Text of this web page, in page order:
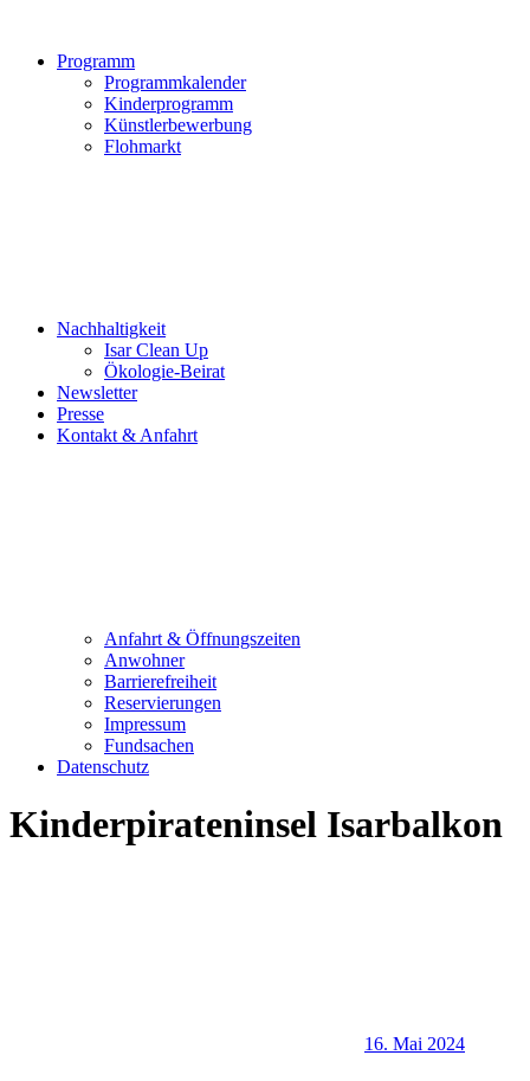
Programm
Programmkalender
Kinderprogramm
Künstlerbewerbung
Flohmarkt
Nachhaltigkeit
Isar Clean Up
Ökologie-Beirat
Newsletter
Presse
Kontakt & Anfahrt
Anfahrt & Öffnungszeiten
Anwohner
Barrierefreiheit
Reservierungen
Impressum
Fundsachen
Datenschutz
Kinderpirateninsel Isarbalkon
16. Mai 2024